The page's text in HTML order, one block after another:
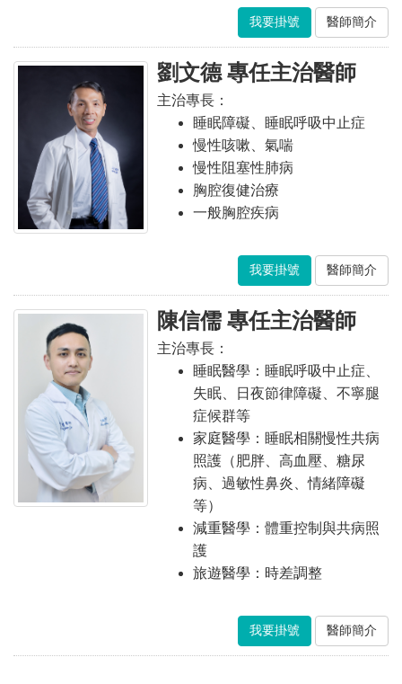
我要掛號 醫師簡介
劉文德 專任主治醫師
主治專長：
睡眠障礙、睡眠呼吸中止症
慢性咳嗽、氣喘
慢性阻塞性肺病
胸腔復健治療
一般胸腔疾病
我要掛號 醫師簡介
陳信儒 專任主治醫師
主治專長：
睡眠醫學：睡眠呼吸中止症、
失眠、日夜節律障礙、不寧腿
症候群等
家庭醫學：睡眠相關慢性共病
照護（肥胖、高血壓、糖尿
病、過敏性鼻炎、情緒障礙
等）
減重醫學：體重控制與共病照
護
旅遊醫學：時差調整
我要掛號 醫師簡介